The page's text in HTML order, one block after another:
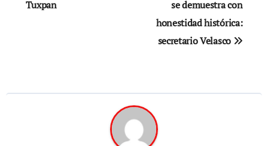
entradas
Tuxpan
se demuestra con
honestidad histórica:
secretario Velasco